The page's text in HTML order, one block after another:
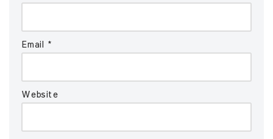
Email *
Website